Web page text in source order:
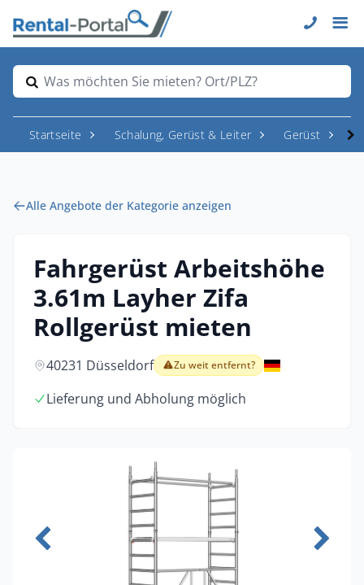
Was möchten Sie mieten? Ort/PLZ?
Startseite Schalung, Gerüst & Leiter Gerüst
Alle Angebote der Kategorie anzeigen
Fahrgerüst Arbeitshöhe
3.61m Layher Zifa
Rollgerüst mieten
40231 Düsseldorf Zu weit entfernt?
Lieferung und Abholung möglich